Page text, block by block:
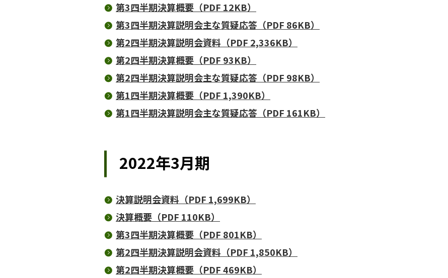
第3四半期決算概要（PDF 12KB）
第3四半期決算説明会主な質疑応答（PDF 86KB）
第2四半期決算説明会資料（PDF 2,336KB）
第2四半期決算概要（PDF 93KB）
第2四半期決算説明会主な質疑応答（PDF 98KB）
第1四半期決算概要（PDF 1,390KB）
第1四半期決算説明会主な質疑応答（PDF 161KB）
2022年3月期
決算説明会資料（PDF 1,699KB）
決算概要（PDF 110KB）
第3四半期決算概要（PDF 801KB）
第2四半期決算説明会資料（PDF 1,850KB）
第2四半期決算概要（PDF 469KB）